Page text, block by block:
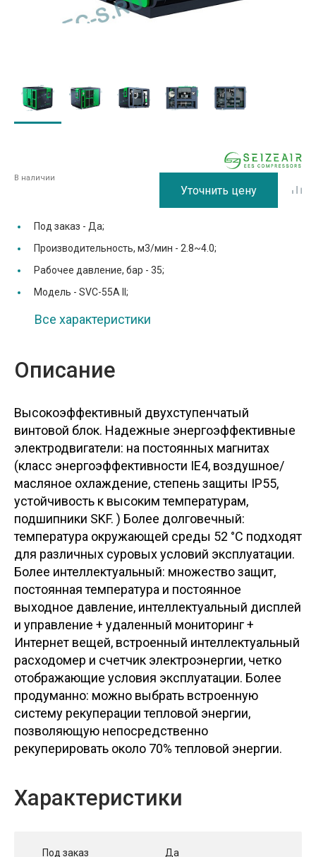
В наличии
Уточнить цену
Под заказ - Да;
Производительность, м3/мин - 2.8~4.0;
Рабочее давление, бар - 35;
Модель - SVC-55A II;
Все характеристики
Описание
Высокоэффективный двухступенчатый
винтовой блок. Надежные энергоэффективные
электродвигатели: на постоянных магнитах
(класс энергоэффективности IE4, воздушное/
масляное охлаждение, степень защиты IP55,
устойчивость к высоким температурам,
подшипники SKF. ) Более долговечный:
температура окружающей среды 52 °C подходят
для различных суровых условий эксплуатации.
Более интеллектуальный: множество защит,
постоянная температура и постоянное
выходное давление, интеллектуальный дисплей
и управление + удаленный мониторинг +
Интернет вещей, встроенный интеллектуальный
расходомер и счетчик электроэнергии, четко
отображающие условия эксплуатации. Более
продуманно: можно выбрать встроенную
систему рекуперации тепловой энергии,
позволяющую непосредственно
рекуперировать около 70% тепловой энергии.
Характеристики
Под заказ Да